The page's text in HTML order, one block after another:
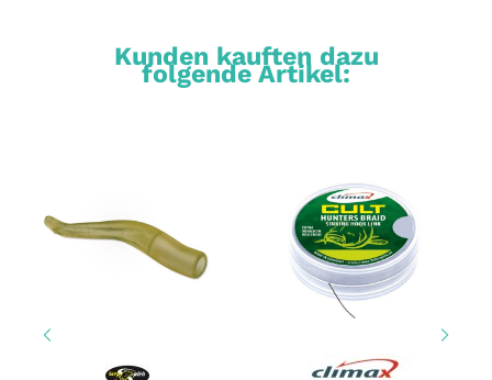
Kunden kauften dazu
folgende Artikel: